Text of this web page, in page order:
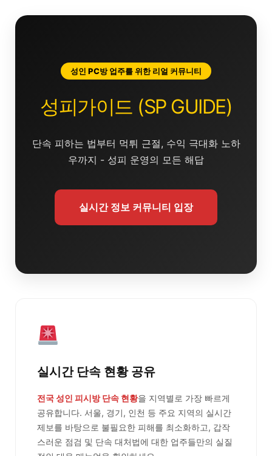
성인 PC방 업주를 위한 리얼 커뮤니티
성피가이드 (SP GUIDE)
단속 피하는 법부터 먹튀 근절, 수익 극대화 노하
우까지 - 성피 운영의 모든 해답
실시간 정보 커뮤니티 입장
실시간 단속 현황 공유
전국 성인 피시방 단속 현황을 지역별로 가장 빠르게
공유합니다. 서울, 경기, 인천 등 주요 지역의 실시간
제보를 바탕으로 불필요한 피해를 최소화하고, 갑작
스러운 점검 및 단속 대처법에 대한 업주들만의 실질